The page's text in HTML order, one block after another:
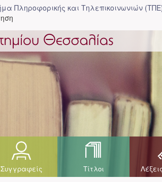
Πληροφορικής και Τηλεπικοινωνιών
Συγγραφείς Τίτλοι